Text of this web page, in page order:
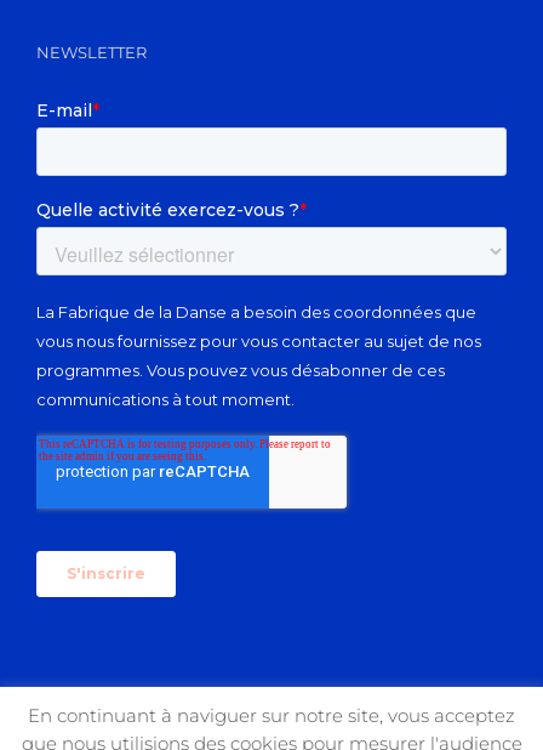
NEWSLETTER
En continuant à naviguer sur notre site, vous acceptez
que nous utilisions des cookies pour mesurer l'audience